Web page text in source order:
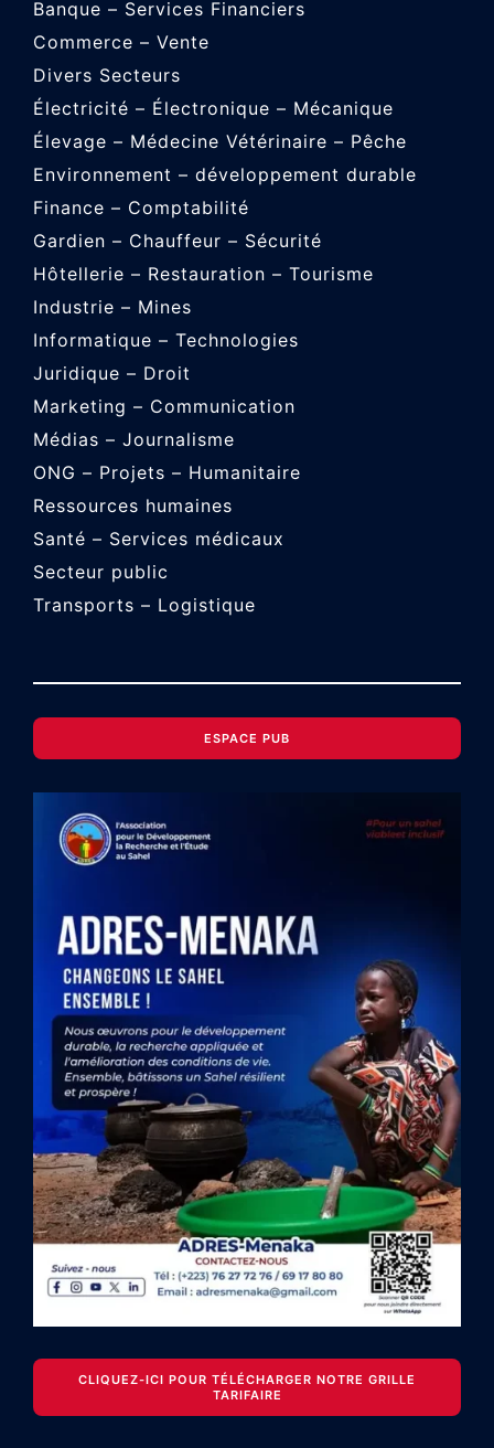
Banque – Services Financiers
Commerce – Vente
Divers Secteurs
Électricité – Électronique – Mécanique
Élevage – Médecine Vétérinaire – Pêche
Environnement – développement durable
Finance – Comptabilité
Gardien – Chauffeur – Sécurité
Hôtellerie – Restauration – Tourisme
Industrie – Mines
Informatique – Technologies
Juridique – Droit
Marketing – Communication
Médias – Journalisme
ONG – Projets – Humanitaire
Ressources humaines
Santé – Services médicaux
Secteur public
Transports – Logistique
ESPACE PUB
CLIQUEZ-ICI POUR TÉLÉCHARGER NOTRE GRILLE
TARIFAIRE